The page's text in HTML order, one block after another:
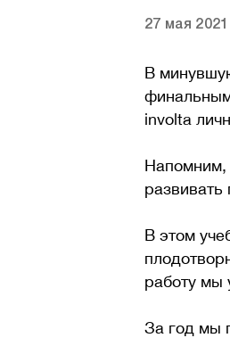
27 мая 2021
В
финальным
involta
Напомним,
В этом
работу мы
За год мы